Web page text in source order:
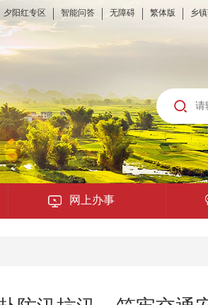
夕阳红专区 智能问答 无障碍 繁体版 乡
网上办事